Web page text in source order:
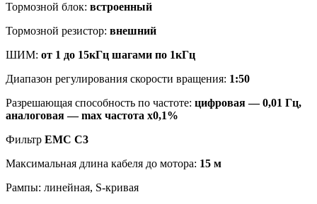
Тормозной блок: встроенный
Тормозной резистор: внешний
ШИМ: от 1 до 15кГц шагами по 1кГц
Диапазон регулирования скорости вращения: 1:50
Разрешающая способность по частоте: цифровая ― 0,01 Гц,
аналоговая ― max частота х0,1%
Фильтр ЕМС С3
Максимальная длина кабеля до мотора: 15 м
Рампы: линейная, S-кривая